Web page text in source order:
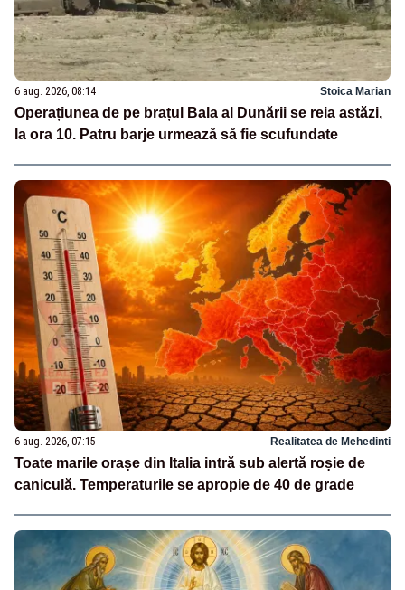
6 aug. 2026, 08:14 Stoica Marian
Operațiunea de pe brațul Bala al Dunării se reia astăzi,
la ora 10. Patru barje urmează să fie scufundate
6 aug. 2026, 07:15 Realitatea de Mehedinti
Toate marile orașe din Italia intră sub alertă roșie de
caniculă. Temperaturile se apropie de 40 de grade